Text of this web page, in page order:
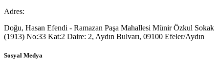
Adres:
Doğu, Hasan Efendi - Ramazan Paşa Mahallesi Münir Özkul Sokak
(1913) No:33 Kat:2 Daire: 2, Aydın Bulvarı, 09100 Efeler/Aydın
Sosyal Medya